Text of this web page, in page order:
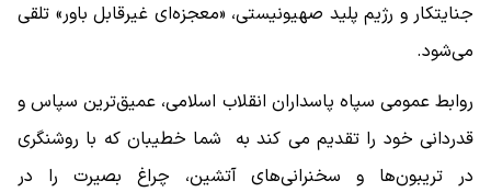
جنایتکار و رژیم پلید صهیونیستی، «معجزه‌ای غیرقابل باور» تلقی
می‌شود.
روابط عمومی سپاه پاسداران انقلاب اسلامی، عمیق‌ترین سپاس و
قدردانی خود را تقدیم می کند به شما خطیبان که با روشنگری
در تریبون‌ها و سخنرانی‌های آتشین، چراغ بصیرت را در